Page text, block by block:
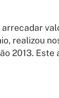
arrecadar
realizou
2013. Este